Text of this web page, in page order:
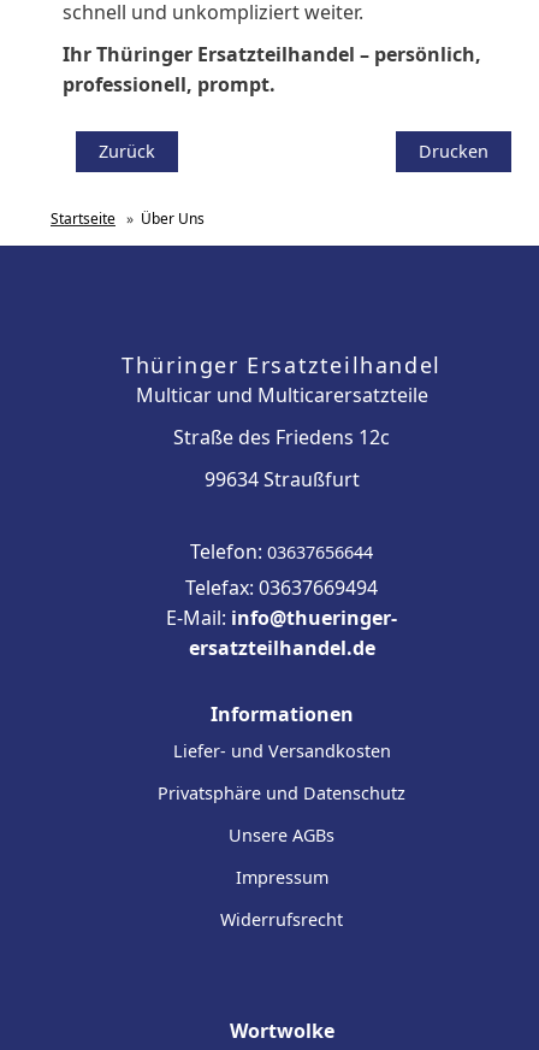
schnell und unkompliziert weiter.
Ihr Thüringer Ersatzteilhandel – persönlich,
professionell, prompt.
Zurück Drucken
Startseite » Über Uns
Thüringer Ersatzteilhandel
Multicar und Multicarersatzteile
Straße des Friedens 12c
99634 Straußfurt
Telefon: 03637656644
Telefax: 03637669494
E-Mail: info@thueringer-
ersatzteilhandel.de
Informationen
Liefer- und Versandkosten
Privatsphäre und Datenschutz
Unsere AGBs
Impressum
Widerrufsrecht
Wortwolke